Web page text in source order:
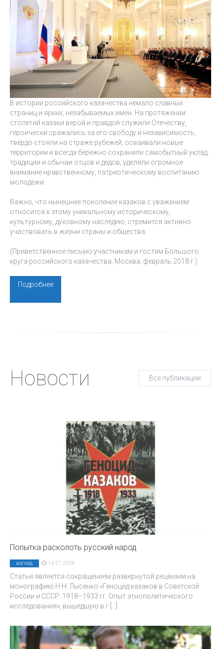
В истории российского казачества немало славных
страниц и ярких, незабываемых имён. На протяжении
столетий казаки верой и правдой служили Отечеству,
героически сражались за его свободу и независимость,
твёрдо стояли на страже рубежей, осваивали новые
территории и всегда бережно сохраняли самобытный уклад,
традиции и обычаи отцов и дедов, уделяли огромное
внимание нравственному, патриотическому воспитанию
молодёжи.
Важно, что нынешнее поколение казаков с уважением
относится к этому уникальному историческому,
культурному, духовному наследию, стремится активно
участвовать в жизни страны и общества.
(Приветственное письмо участникам и гостям Большого
круга российского казачества, Москва, февраль 2018 г.)
Подробнее
Все публикации
Новости
Попытка расколоть русский народ
взгляд 14.07.2018
Статья является сокращением развернутой рецензии на
монографию Н.Н. Лысенко «Геноцид казаков в Советской
России и СССР: 1918–1933 гг. Опыт этнополитического
исследования», вышедшую в г